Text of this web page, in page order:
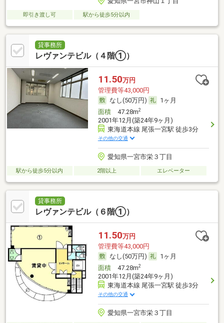
即引き渡し可 駅から徒歩5分以内
貸事務所
レヴァンテビル（４階①）
11.50万円
管理費等43,000円
なし(50万円)
1ヶ月
面積47.28m2
2001年12月(築24年9ヶ月)
東海道本線 尾張一宮駅 徒歩3分
その他の交通
愛知県一宮市栄３丁目
駅から徒歩5分以内 2階以上 エレベーター
貸事務所
レヴァンテビル（６階①）
11.50万円
管理費等43,000円
なし(50万円)
1ヶ月
面積47.28m2
2001年12月(築24年9ヶ月)
東海道本線 尾張一宮駅 徒歩3分
その他の交通
愛知県一宮市栄３丁目